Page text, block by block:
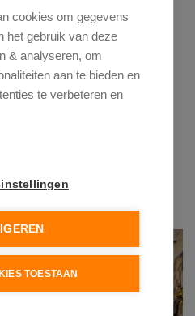
37 ,
€
cookies om gegevens
het gebruik van deze
& analyseren, om
aan te bieden en
te verbeteren en
TOESTAAN